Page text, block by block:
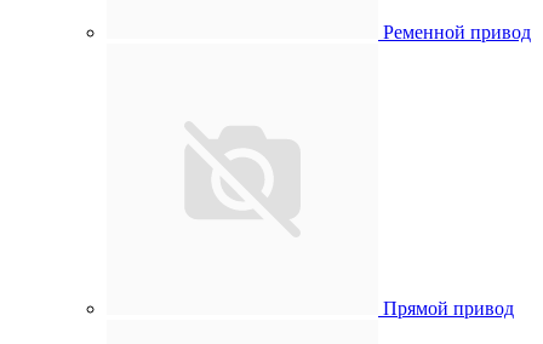
Ременной привод
Прямой привод